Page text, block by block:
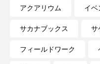
アクアリウム イベ
サカナブックス サ
フィールドワーク